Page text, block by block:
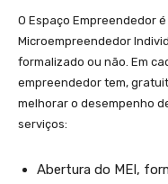
O Espaço Empreendedor
Microempreendedor
formalizado ou não. Em
empreendedor tem,
melhorar o desempenho
serviços:
Abertura do MEI,